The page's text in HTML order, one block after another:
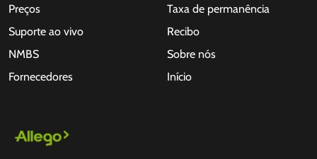
Preços
Suporte ao vivo
NMBS
Fornecedores
Taxa de permanência
Recibo
Sobre nós
Início